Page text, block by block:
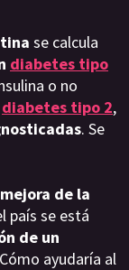
se calcula
diabetes tipo
o no
diabetes tipo 2,
. Se
de la
país se está
de un
ayudaría al